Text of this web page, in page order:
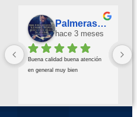
Palmeras Doradas
hace 3 meses
Buena calidad buena atención
en general muy bien